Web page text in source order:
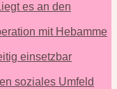
es an den
mit Hebamme
einsetzbar
soziales Umfeld